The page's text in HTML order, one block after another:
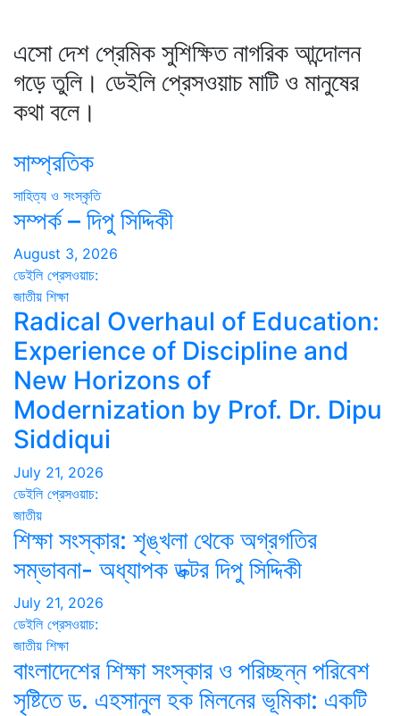
এসো দেশ প্রেমিক সুশিক্ষিত নাগরিক আন্দোলন
গড়ে তুলি। ডেইলি প্রেসওয়াচ মাটি ও মানুষের
কথা বলে।
সাম্প্রতিক
সাহিত্য ও সংস্কৃতি
সম্পর্ক – দিপু সিদ্দিকী
August 3, 2026
ডেইলি প্রেসওয়াচ:
জাতীয় শিক্ষা
Radical Overhaul of Education:
Experience of Discipline and
New Horizons of
Modernization by Prof. Dr. Dipu
Siddiqui
July 21, 2026
ডেইলি প্রেসওয়াচ:
জাতীয়
শিক্ষা সংস্কার: শৃঙ্খলা থেকে অগ্রগতির
সম্ভাবনা- অধ্যাপক ডক্টর দিপু সিদ্দিকী
July 21, 2026
ডেইলি প্রেসওয়াচ:
জাতীয় শিক্ষা
বাংলাদেশের শিক্ষা সংস্কার ও পরিচ্ছন্ন পরিবেশ
সৃষ্টিতে ড. এহসানুল হক মিলনের ভূমিকা: একটি